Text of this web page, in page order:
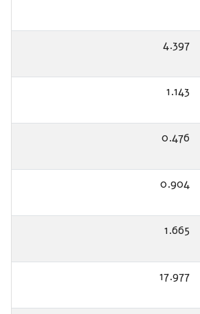
4.397
1.143
0.476
0.904
1.665
17.977